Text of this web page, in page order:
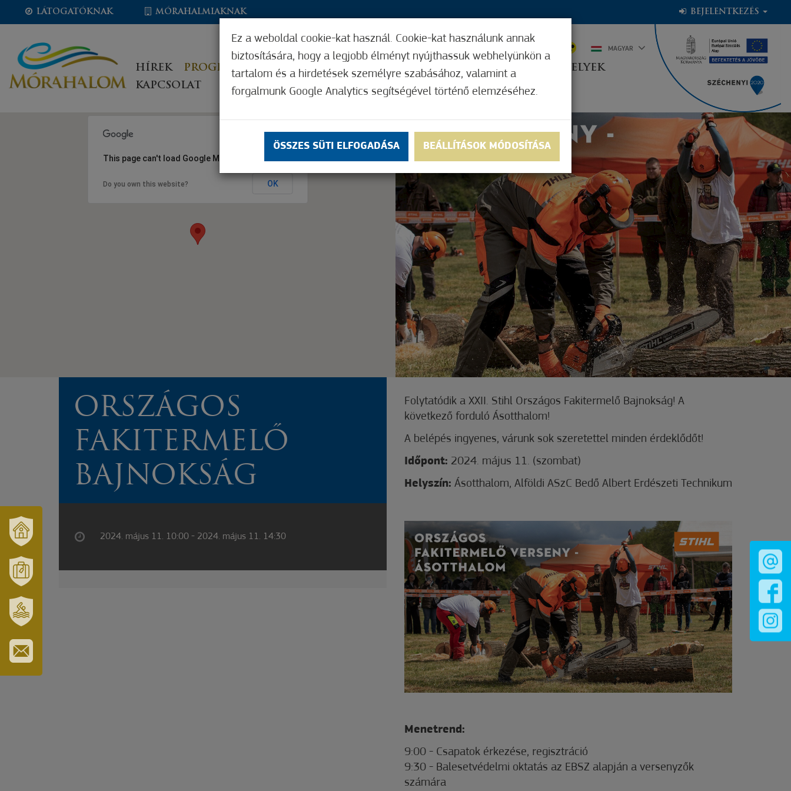
ÉS
TÉRSÉGÜNK
TURISZTIKA
ERZSÉBET
GYÓGYFÜRDŐ
IRATKOZZON
LÁTOGATÓKNAK MÓRAHALMIAKNAK BEJELENTKEZÉS
HÍREK PROGRAMOK ÍGY MŰKÖDIK HASZNOS FUNKCIÓK
ELFOGADÓHELYEK
KAPCSOLAT
MAGYAR
This page can't load Google Maps correctly.
Do you own this website? OK
Nem értékelt
ORSZÁGOS
FAKITERMELŐ
BAJNOKSÁG
2024. május 11. 10:00 - 2024. május 11. 14:30
Folytatódik a XXII. Stihl Országos Fakitermelő Bajnokság! A
következő forduló Ásotthalom!
A belépés ingyenes, várunk sok szeretettel minden érdeklődőt!
Időpont: 2024. május 11. (szombat)
Helyszín: Ásotthalom, Alföldi ASzC Bedő Albert Erdészeti Technikum
Menetrend:
9:00 - Csapatok érkezése, regisztráció
9:30 - Balesetvédelmi oktatás az EBSZ alapján a versenyzők
számára
Ez a weboldal cookie-kat használ. Cookie-kat használunk annak
biztosítására, hogy a legjobb élményt nyújthassuk webhelyünkön a
tartalom és a hirdetések személyre szabásához, valamint a
forgalmunk Google Analytics segítségével történő elemzéséhez.
ÖSSZES SÜTI ELFOGADÁSA BEÁLLÍTÁSOK MÓDOSÍTÁSA